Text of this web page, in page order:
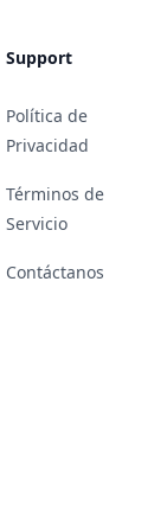
Support
Política de
Privacidad
Términos de
Servicio
Contáctanos